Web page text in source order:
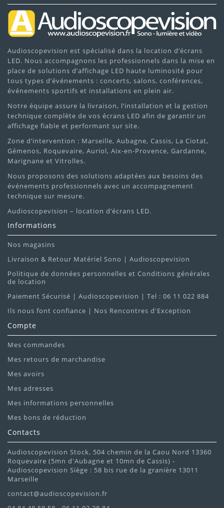
Audioscopevision est spécialisé dans la location d’écrans
LED. Nous accompagnons les professionnels dans la mise en
place de solutions d’affichage LED haute luminosité pour
tous types d’événements : concerts, salons, conférences,
événements sportifs et installations en plein air.
Notre équipe assure la livraison, l’installation et la gestion
technique complète de vos écrans LED afin de garantir un
affichage fiable et performant sur site.
Zone d’intervention : Marseille, Aubagne, Cassis, La Ciotat,
Gémenos, Roquevaire, Auriol, Aix-en-Provence, Gardanne,
Marignane et Vitrolles.
Nous proposons des solutions adaptées aux besoins des
événements professionnels avec un accompagnement
technique sur mesure.
Audioscopevision – location d’écrans LED.
Informations
Nos magasins
Livraison & Retour Matériel Sono | Audioscopevision
Politique de données personnelles et Conditions générales
de location
Paiement Sécurisé | Audioscopevision | Tel : 06 11 022 884
Ils nous font confiance | Nos Rencontres d'Exception
Compte
Mes commandes
Mes retours de marchandise
Mes avoirs
Mes adresses
Mes informations personnelles
Mes bons de réduction
Contacts
Audioscopevision Stock, 504 chemin de la Caou Nord 13360
Roquevaire (5mn d'Aubagne et 10mn de Cassis) -
Audioscopevision Siège : 58 bis rue de la granière 13011
Marseille
contact@audioscopevision.fr